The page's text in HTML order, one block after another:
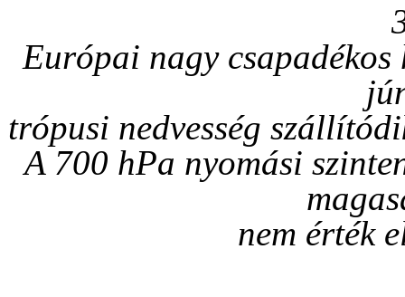
Európai nagy
trópusi nedvesség
A 700 hPa nyomási
nem érték